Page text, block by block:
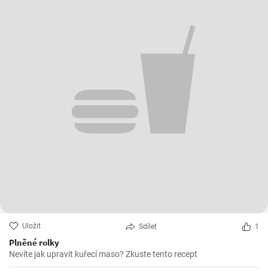
Uložit Sdílet 1
Plněné rolky
Nevíte jak upravit kuřecí maso? Zkuste tento recept